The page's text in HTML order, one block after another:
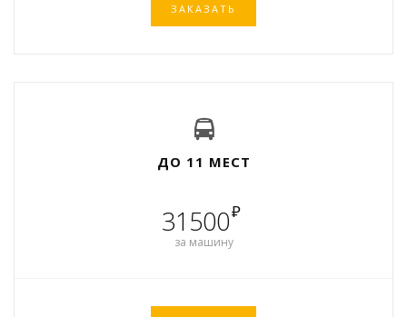
ЗАКАЗАТЬ
ДО 11 МЕСТ
31500₽
за машину